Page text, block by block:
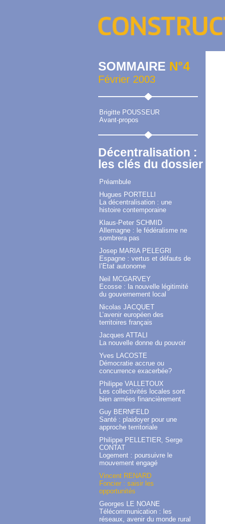
SOMMAIRE N°4
Février 2003
Brigitte POUSSEUR
Avant-propos
Décentralisation :
les clés du dossier
Préambule
Hugues PORTELLI
La décentralisation : une
histoire contemporaine
Klaus-Peter SCHMID
Allemagne : le fédéralisme ne
sombrera pas
Josep MARIA PELEGRI
Espagne : vertus et défauts de
l’Etat autonome
Neil MCGARVEY
Ecosse : la nouvelle légitimité
du gouvernement local
Nicolas JACQUET
L’avenir européen des
territoires français
Jacques ATTALI
La nouvelle donne du pouvoir
Yves LACOSTE
Démocratie accrue ou
concurrence exacerbée?
Philippe VALLETOUX
Les collectivités locales sont
bien armées financièrement
Guy BERNFELD
Santé : plaidoyer pour une
approche territoriale
Philippe PELLETIER, Serge
CONTAT
Logement : poursuivre le
mouvement engagé
Vincent RENARD
Foncier : saisir les
opportunités
Georges LE NOANE
Télécommunication : les
réseaux, avenir du monde rural